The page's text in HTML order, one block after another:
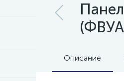
Описание